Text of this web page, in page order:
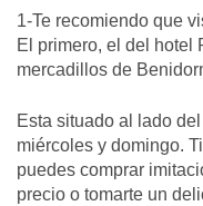
1-Te recomiendo que
El primero, el del hotel
mercadillos de
Esta situado al lado
miércoles y domingo.
puedes comprar
precio o tomarte un